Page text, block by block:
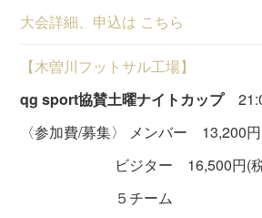
大会詳細、申込は こちら
【木曽川フットサル工場】
qg sport協賛土曜ナイトカップ
〈参加費/募集〉 メンバー 13,200
ビジター 16,500円(税
５チーム